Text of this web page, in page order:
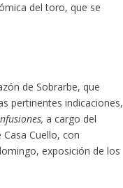
del toro, que se
de Sobrarbe, que
pertinentes indicaciones,
, a cargo del
Cuello, con
exposición de los